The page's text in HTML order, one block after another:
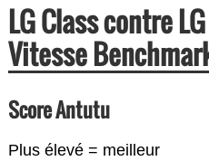
LG Class contre
Vitesse
Score Antutu
Plus élevé = meilleur